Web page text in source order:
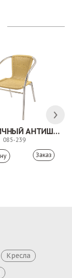
СТУЛ УЛИЧНЫЙ АНТИШОН
085-239
Заказ
Кресла